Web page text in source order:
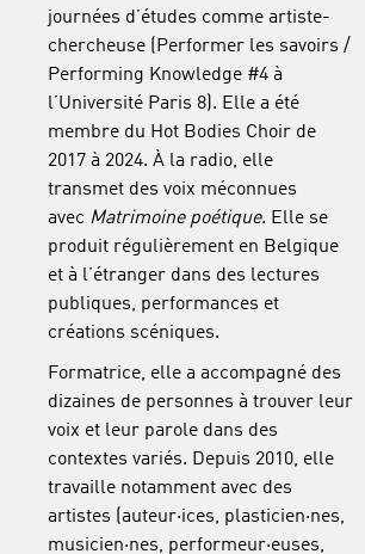
journées d’études comme artiste-
chercheuse (Performer les savoirs /
Performing Knowledge #4 à
l’Université Paris 8). Elle a été
membre du Hot Bodies Choir de
2017 à 2024. À la radio, elle
transmet des voix méconnues
avec Matrimoine poétique. Elle se
produit régulièrement en Belgique
et à l’étranger dans des lectures
publiques, performances et
créations scéniques.
Formatrice, elle a accompagné des
dizaines de personnes à trouver leur
voix et leur parole dans des
contextes variés. Depuis 2010, elle
travaille notamment avec des
artistes (auteur·ices, plasticien·nes,
musicien·nes, performeur·euses,